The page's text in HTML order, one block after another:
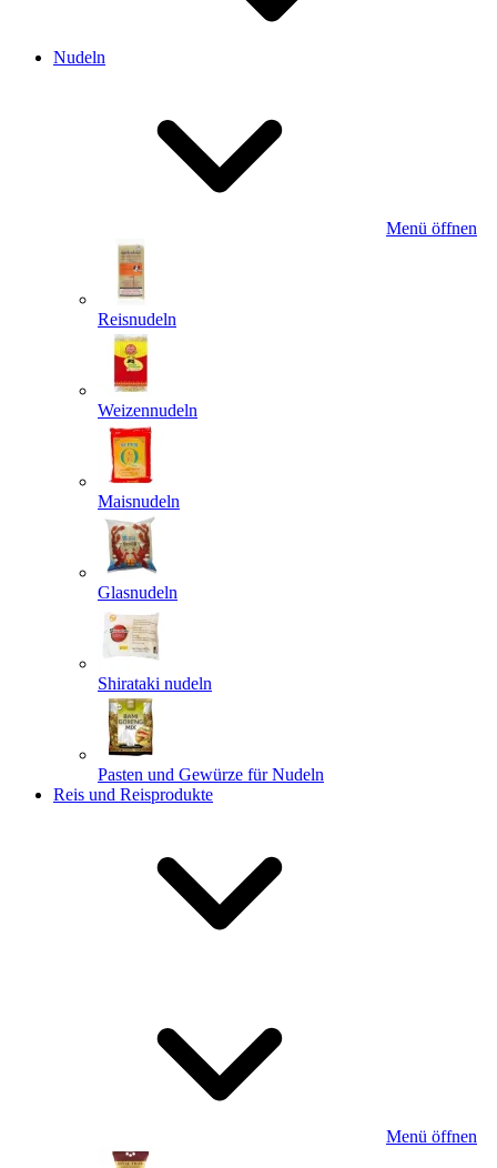
Nudeln
Menü öffnen
Reisnudeln
Weizennudeln
Maisnudeln
Glasnudeln
Shirataki nudeln
Pasten und Gewürze für Nudeln
Reis und Reisprodukte
Menü öffnen